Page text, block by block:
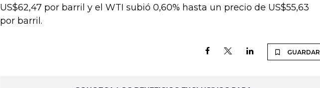
US$62,47 por barril y el WTI subió 0,60% hasta un precio de US$55,63
por barril.
GUARDAR